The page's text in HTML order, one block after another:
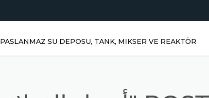
PASLANMAZ SU DEPOSU, TANK, MIKSER VE REAKTÖR